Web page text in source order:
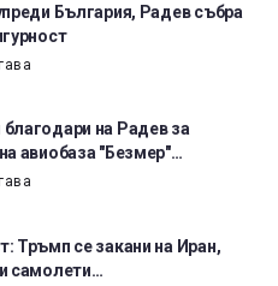
България, Радев събра
на Радев за
авиобаза "Безмер"…
Тръмп се закани на Иран,
самолети…